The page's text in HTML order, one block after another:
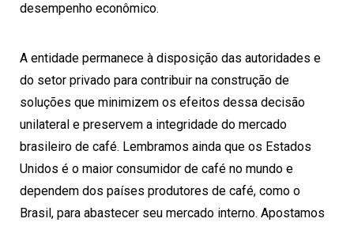
desempenho econômico.
A entidade permanece à disposição das autoridades e
do setor privado para contribuir na construção de
soluções que minimizem os efeitos dessa decisão
unilateral e preservem a integridade do mercado
brasileiro de café. Lembramos ainda que os Estados
Unidos é o maior consumidor de café no mundo e
dependem dos países produtores de café, como o
Brasil, para abastecer seu mercado interno. Apostamos